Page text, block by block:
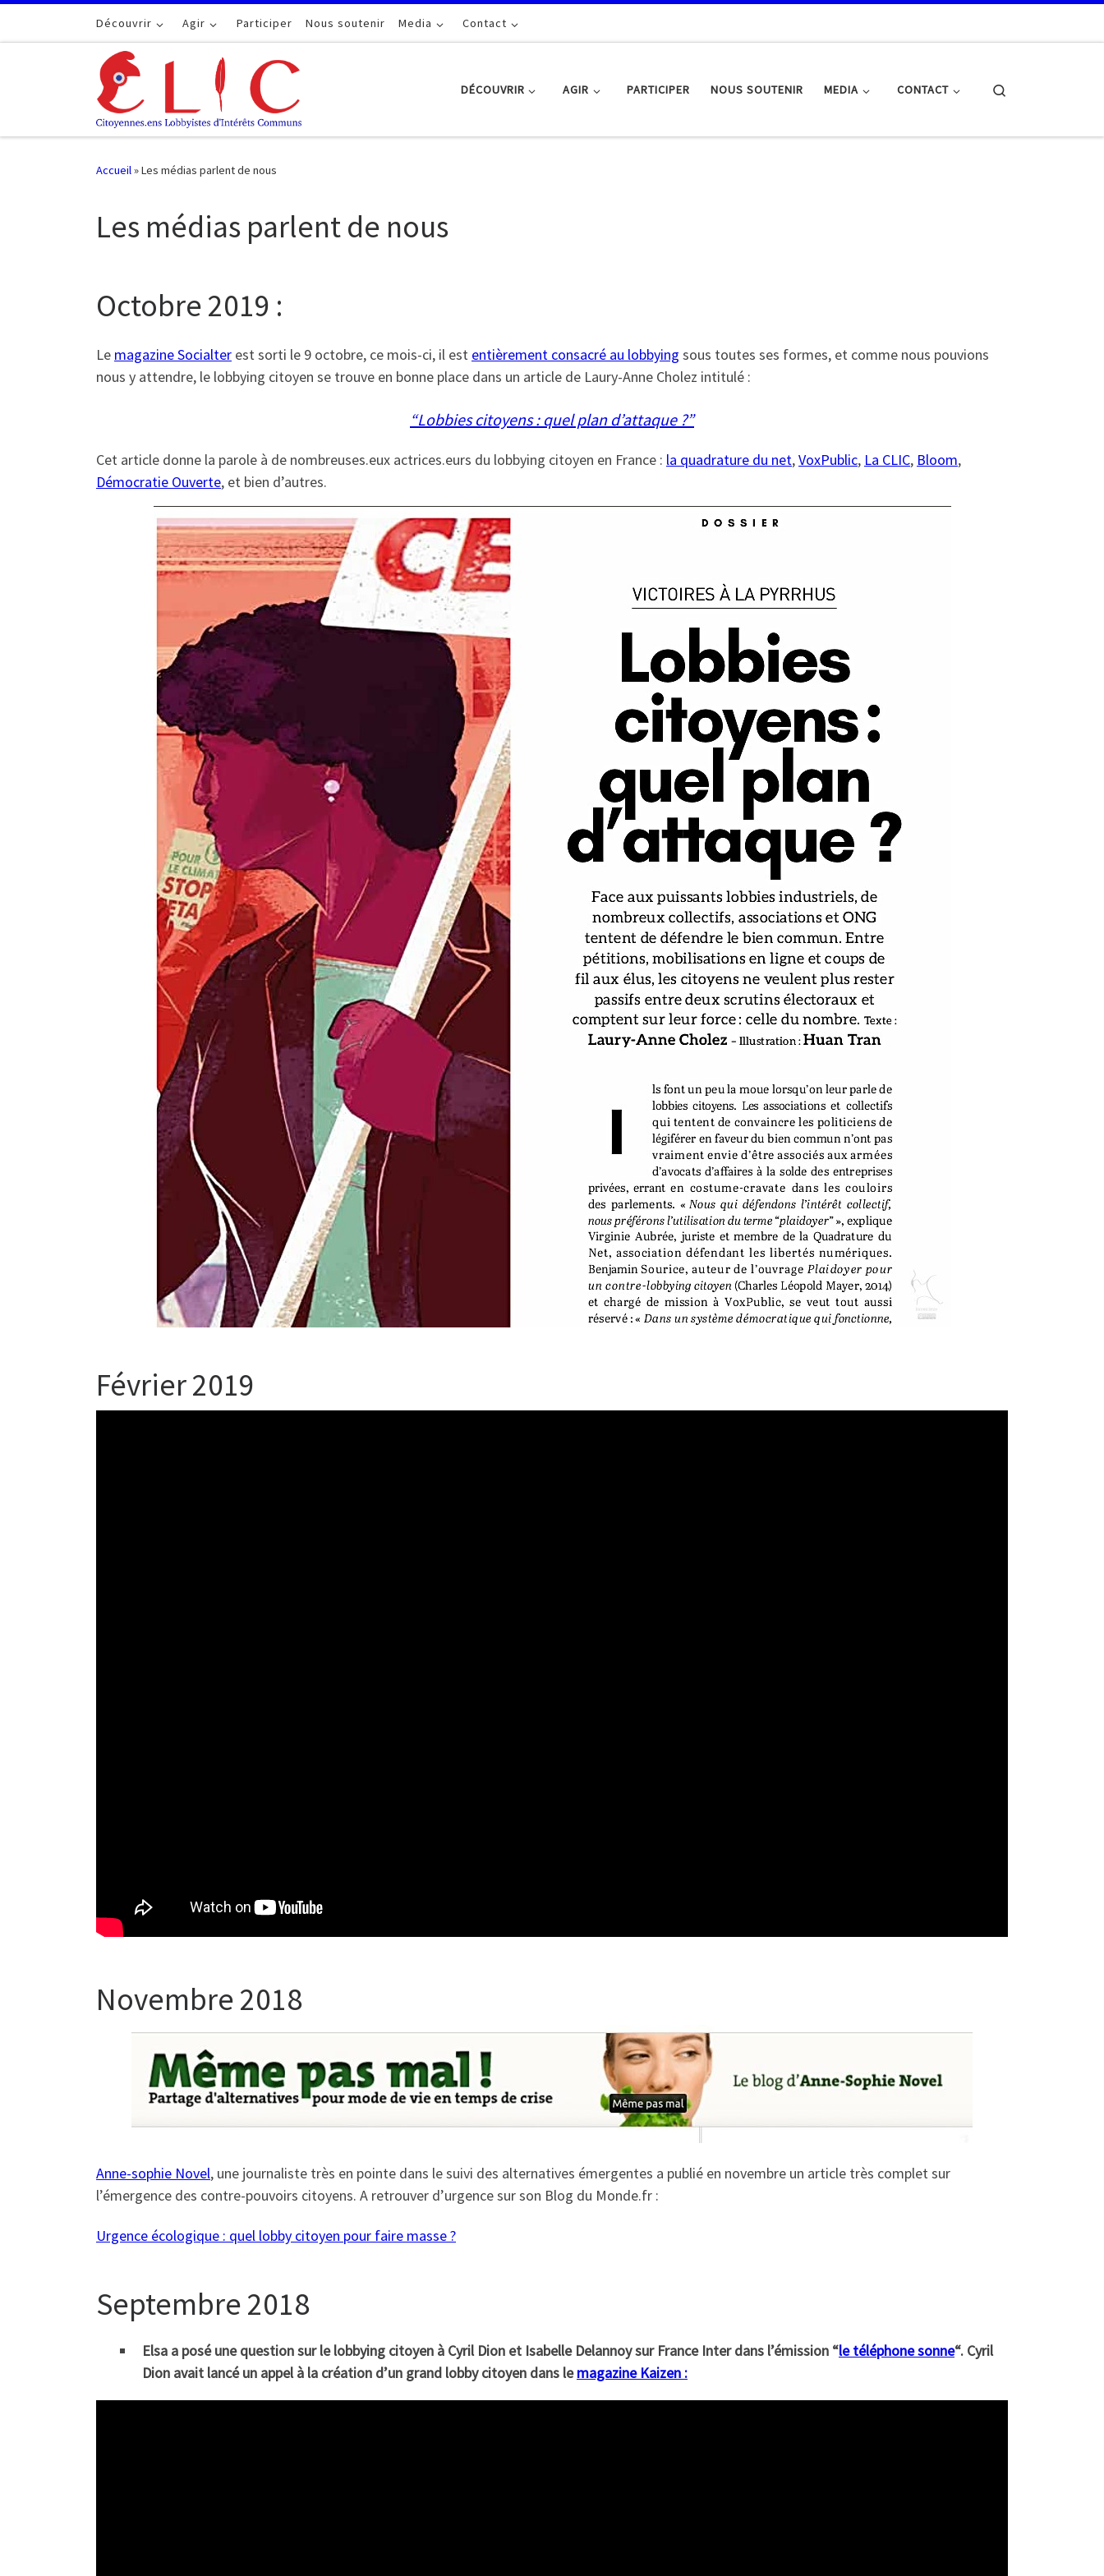
Passer au contenuDécouvrir Agir Participer Nous soutenir Media Contact
DÉCOUVRIR AGIR PARTICIPER NOUS SOUTENIR MEDIA CONTACT
Accueil »Les médias parlent de nous
Les médias parlent de nous
Octobre 2019 :
Le magazine Socialter est sorti le 9 octobre, ce mois-ci, il est entièrement consacré au lobbying sous toutes ses formes, et comme nous pouvions
nous y attendre, le lobbying citoyen se trouve en bonne place dans un article de Laury-Anne Cholez intitulé :
“Lobbies citoyens : quel plan d’attaque ?”
Cet article donne la parole à de nombreuses.eux actrices.eurs du lobbying citoyen en France : la quadrature du net,VoxPublic, La CLIC, Bloom,
Démocratie Ouverte, et bien d’autres.
Février 2019
Novembre 2018
Anne-sophie Novel, une journaliste très en pointe dans le suivi des alternatives émergentes a publié en novembre un article très complet sur
l’émergence des contre-pouvoirs citoyens. A retrouver d’urgence sur son Blog du Monde.fr :
Urgence écologique : quel lobby citoyen pour faire masse ?
Septembre 2018
Elsa a posé une question sur le lobbying citoyen à Cyril Dion et Isabelle Delannoy sur France Inter dans l’émission “le téléphone sonne“. Cyril
Dion avait lancé un appel à la création d’un grand lobby citoyen dans lemagazine Kaizen :